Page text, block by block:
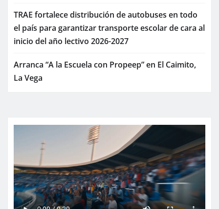
TRAE fortalece distribución de autobuses en todo
el país para garantizar transporte escolar de cara al
inicio del año lectivo 2026-2027
Arranca “A la Escuela con Propeep” en El Caimito,
La Vega